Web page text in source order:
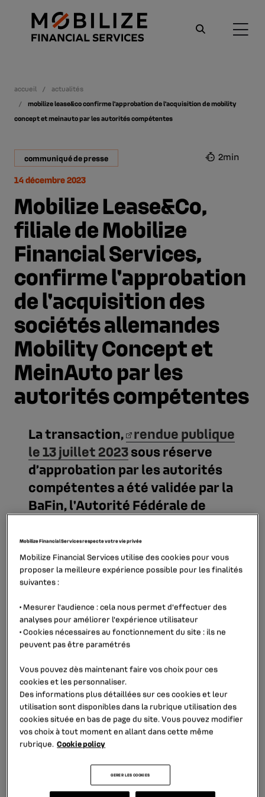
accueil
actualités
mobilize lease&co confirme l'approbation de l'acquisition de mobility
concept et meinauto par les autorités compétentes
communiqué de presse
2min
14 décembre 2023
Mobilize Lease&Co,
filiale de Mobilize
Financial Services,
confirme l'approbation
de l'acquisition des
sociétés allemandes
Mobility Concept et
MeinAuto par les
autorités compétentes
La transaction,
rendue publique
le 13 juillet 2023sous réserve
d’approbation par les autorités
compétentes a été validée par la
BaFin, l'Autorité Fédérale de
Allemagne et par les autorités de
la concurrence en Autriche et en
Allemagne.
L’acquisition de Mobility Concept et de MeinAuto,
divisions du Groupe MeinAuto, acteur de premier plan
finalisée en janvier 2024.
A cette date, les 2 sociétés intègreront Mobilize
Lease&Co, constituée en novembre 2022 dans le but de
déployer desoffres de location longue duréede Renault
Group dans toutes les zones géographiques où ses
première acquisition deMobilize Lease&Co
Mobilize Financial Services respecte votre vie privée
Mobilize Financial Services utilise des cookies pour vous
proposer la meilleure expérience possible pour les finalités
suivantes :
• Mesurer l'audience : cela nous permet d'effectuer des
analyses pour améliorer l’expérience utilisateur
•Cookies nécessaires au fonctionnement du site : ils ne
peuvent pas être paramétrés
Vous pouvez dès maintenant faire vos choix pour ces
cookies et les personnaliser.
Des informations plus détaillées sur ces cookies et leur
utilisation sont disponibles dans la rubrique utilisation des
cookiessituée en bas de page du site. Vous pouvez modifier
vos choix à tout moment en allant dans cette même
rubrique. Cookie policy
GERER LES COOKIES